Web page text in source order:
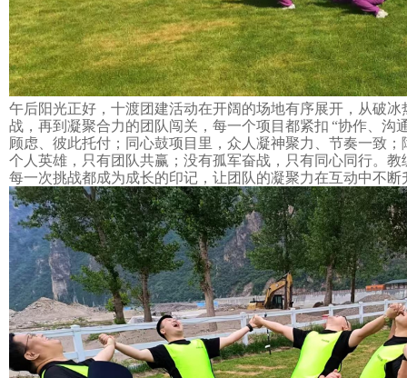
午后阳光正好，十渡团建活动在开阔的场地有序展开 ， 从破冰
战，再到凝聚合力的团队闯关，每一个项目都紧扣 “协作、沟
顾虑、彼此托付；同心鼓项目里，众人凝神聚力、节奏一致
个人英雄，只有团队共赢；没有孤军奋战，只有同心同行。
每一次挑战都成为成长的印记，让团队的凝聚力在互动中不断